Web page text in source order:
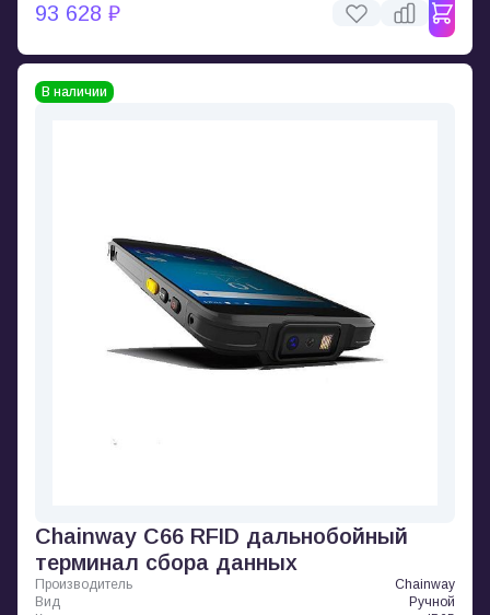
93 628 ₽
В наличии
Chainway C66 RFID дальнобойный
терминал сбора данных
Производитель
Chainway
Вид
Ручной